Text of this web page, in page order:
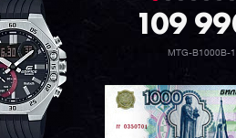
109
MTG-B1000B-